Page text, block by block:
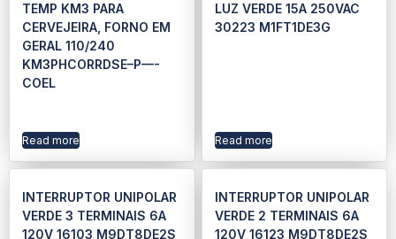
TEMP KM3 PARA
CERVEJEIRA, FORNO EM
GERAL 110/240
KM3PHCORRDSE–P—-
COEL
Read more
LUZ VERDE 15A 250VAC
30223 M1FT1DE3G
Read more
INTERRUPTOR UNIPOLAR
VERDE 3 TERMINAIS 6A
120V 16103 M9DT8DE2S
INTERRUPTOR UNIPOLAR
VERDE 2 TERMINAIS 6A
120V 16123 M9DT8DE2S